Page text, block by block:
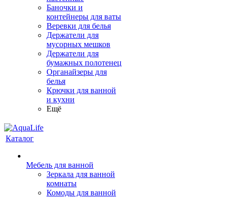
Баночки и
контейнеры для ваты
Веревки для белья
Держатели для
мусорных мешков
Держатели для
бумажных полотенец
Органайзеры для
белья
Крючки для ванной
и кухни
Ещё
Каталог
Мебель для ванной
Зеркала для ванной
комнаты
Комоды для ванной